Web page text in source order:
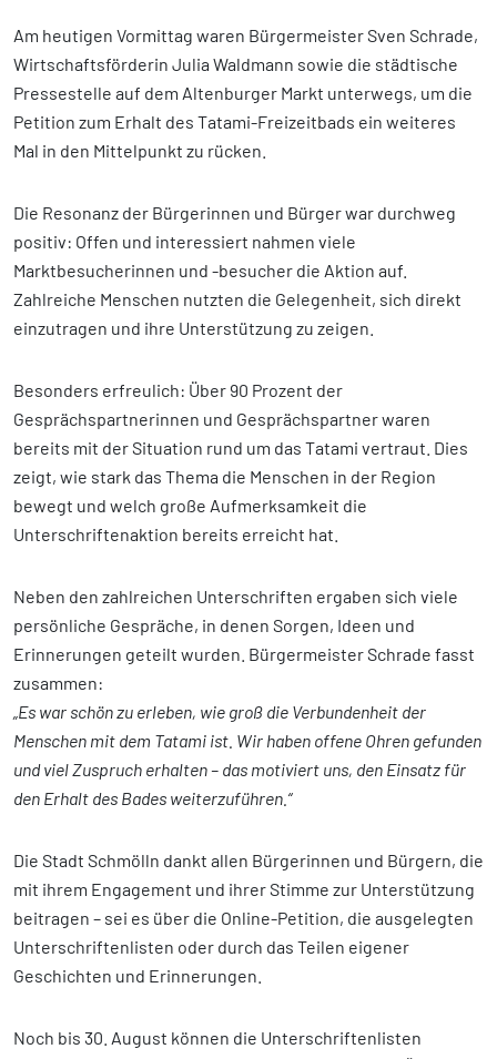
Am heutigen Vormittag waren Bürgermeister Sven Schrade,
Wirtschaftsförderin Julia Waldmann sowie die städtische
Pressestelle auf dem Altenburger Markt unterwegs, um die
Petition zum Erhalt des Tatami-Freizeitbads ein weiteres
Mal in den Mittelpunkt zu rücken.
Die Resonanz der Bürgerinnen und Bürger war durchweg
positiv: Offen und interessiert nahmen viele
Marktbesucherinnen und -besucher die Aktion auf.
Zahlreiche Menschen nutzten die Gelegenheit, sich direkt
einzutragen und ihre Unterstützung zu zeigen.
Besonders erfreulich: Über 90 Prozent der
Gesprächspartnerinnen und Gesprächspartner waren
bereits mit der Situation rund um das Tatami vertraut. Dies
zeigt, wie stark das Thema die Menschen in der Region
bewegt und welch große Aufmerksamkeit die
Unterschriftenaktion bereits erreicht hat.
Neben den zahlreichen Unterschriften ergaben sich viele
persönliche Gespräche, in denen Sorgen, Ideen und
Erinnerungen geteilt wurden. Bürgermeister Schrade fasst
zusammen:
„Es war schön zu erleben, wie groß die Verbundenheit der
Menschen mit dem Tatami ist. Wir haben offene Ohren gefunden
und viel Zuspruch erhalten – das motiviert uns, den Einsatz für
den Erhalt des Bades weiterzuführen.“
Die Stadt Schmölln dankt allen Bürgerinnen und Bürgern, die
mit ihrem Engagement und ihrer Stimme zur Unterstützung
beitragen – sei es über die Online-Petition, die ausgelegten
Unterschriftenlisten oder durch das Teilen eigener
Geschichten und Erinnerungen.
Noch bis 30. August können die Unterschriftenlisten